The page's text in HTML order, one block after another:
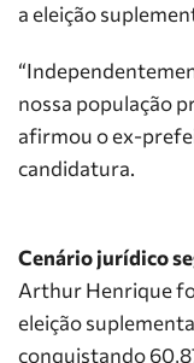
a eleição
nossa população
afirmou o ex-
candidatura.
Cenário jurídico
Arthur Henrique
eleição
conquistando